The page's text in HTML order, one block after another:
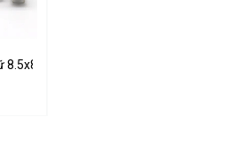
Chân
8.5x8.5mm 6 Chân